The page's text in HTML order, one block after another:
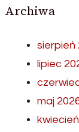
Archiwa
sierpień
lipiec
maj